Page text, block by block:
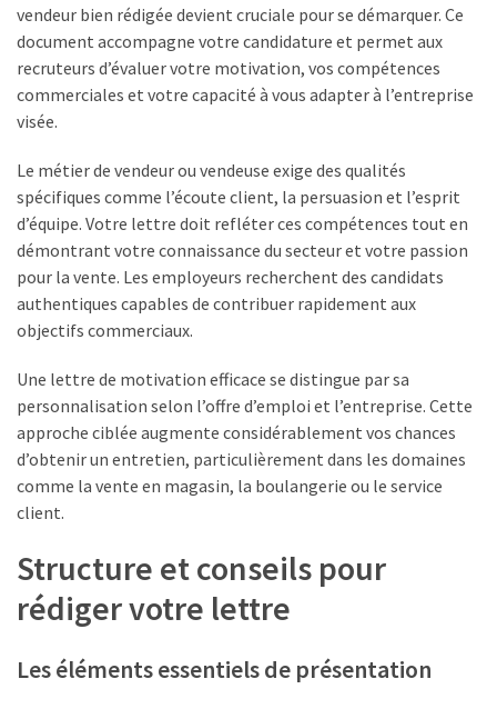
comment
lire
les
SMH
Travail
domicile
en
emballage
sous
pli
offres
légitimes
ou
USED
vendeur bien rédigée devient cruciale pour se démarquer. Ce
document accompagne votre candidature et permet aux
recruteurs d’évaluer votre motivation, vos compétences
commerciales et votre capacité à vous adapter à l’entreprise
visée.
Le métier de vendeur ou vendeuse exige des qualités
spécifiques comme l’écoute client, la persuasion et l’esprit
d’équipe. Votre lettre doit refléter ces compétences tout en
démontrant votre connaissance du secteur et votre passion
pour la vente. Les employeurs recherchent des candidats
authentiques capables de contribuer rapidement aux
objectifs commerciaux.
Une lettre de motivation efficace se distingue par sa
personnalisation selon l’offre d’emploi et l’entreprise. Cette
approche ciblée augmente considérablement vos chances
d’obtenir un entretien, particulièrement dans les domaines
comme la vente en magasin, la boulangerie ou le service
client.
Structure et conseils pour
rédiger votre lettre
Les éléments essentiels de présentation